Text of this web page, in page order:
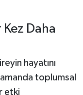
Kez Daha
hayatını
toplumsal
etki